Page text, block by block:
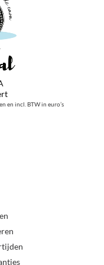
en incl. BTW in euro’s